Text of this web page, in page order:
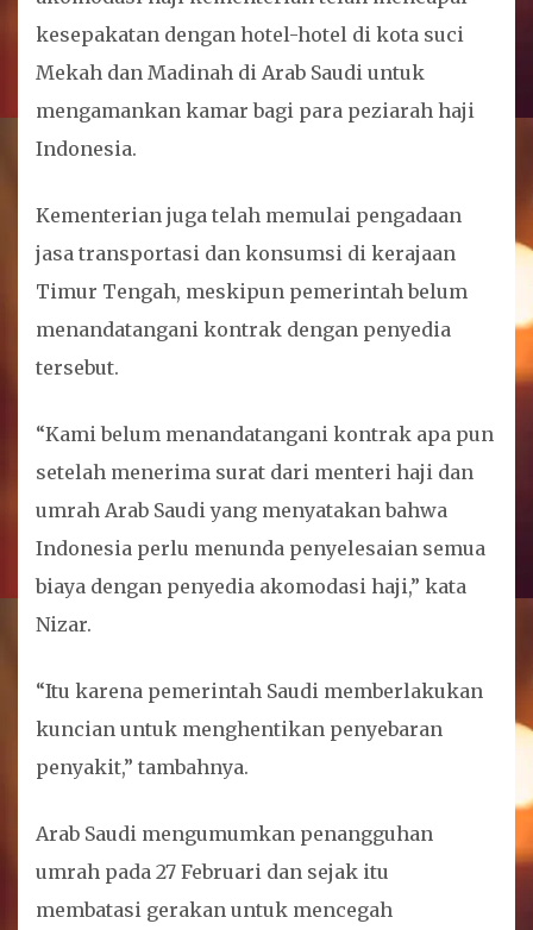
kesepakatan dengan hotel-hotel di kota suci
Mekah dan Madinah di Arab Saudi untuk
mengamankan kamar bagi para peziarah haji
Indonesia.
Kementerian juga telah memulai pengadaan
jasa transportasi dan konsumsi di kerajaan
Timur Tengah, meskipun pemerintah belum
menandatangani kontrak dengan penyedia
tersebut.
“Kami belum menandatangani kontrak apa pun
setelah menerima surat dari menteri haji dan
umrah Arab Saudi yang menyatakan bahwa
Indonesia perlu menunda penyelesaian semua
biaya dengan penyedia akomodasi haji,” kata
Nizar.
“Itu karena pemerintah Saudi memberlakukan
kuncian untuk menghentikan penyebaran
penyakit,” tambahnya.
Arab Saudi mengumumkan penangguhan
umrah pada 27 Februari dan sejak itu
membatasi gerakan untuk mencegah